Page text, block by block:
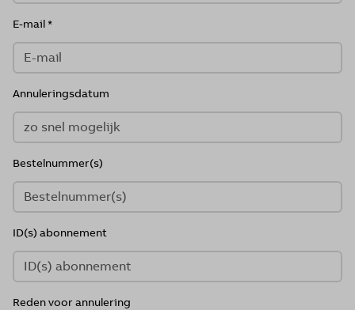
E-mail
Annuleringsdatum
Bestelnummer(s)
ID(s) abonnement
Reden voor annulering